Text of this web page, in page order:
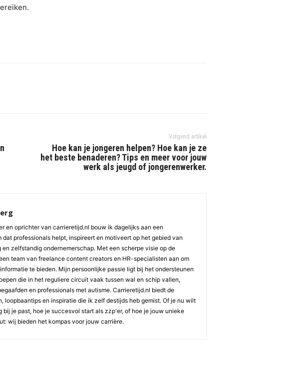
Volgend artikel
Hoe kan je jongeren helpen? Hoe kan je ze
het beste benaderen? Tips en meer voor jouw
werk als jeugd of jongerenwerker.
en oprichter van carrieretijd.nl bouw ik dagelijks aan een
professionals helpt, inspireert en motiveert op het gebied van
zelfstandig ondernemerschap. Met een scherpe visie op de
team van freelance content creators en HR-specialisten aan om
te bieden. Mijn persoonlijke passie ligt bij het ondersteunen
die in het reguliere circuit vaak tussen wal en schip vallen,
en professionals met autisme. Carrieretijd.nl biedt de
loopbaantips en inspiratie die ik zelf destijds heb gemist. Of je nu wilt
je past, hoe je succesvol start als zzp'er, of hoe je jouw unieke
wij bieden het kompas voor jouw carrière.